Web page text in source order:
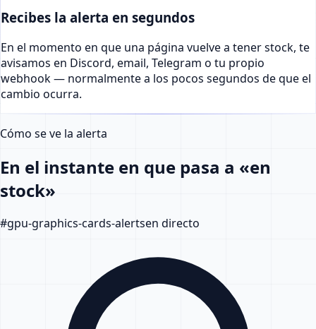
Recibes la alerta en segundos
En el momento en que una página vuelve a tener stock, te
avisamos en Discord, email, Telegram o tu propio
webhook — normalmente a los pocos segundos de que el
cambio ocurra.
Cómo se ve la alerta
En el instante en que pasa a «en
stock»
#gpu-graphics-cards-alertsen directo